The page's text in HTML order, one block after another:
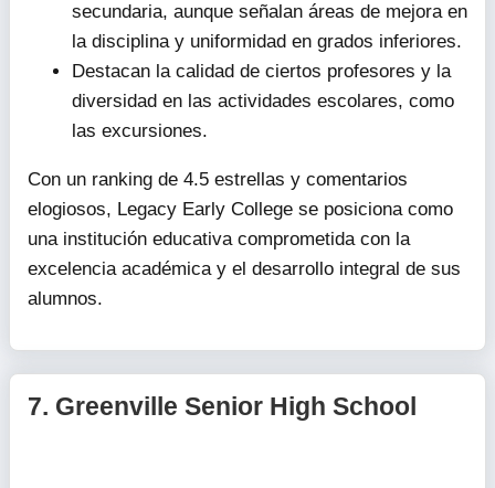
secundaria, aunque señalan áreas de mejora en
la disciplina y uniformidad en grados inferiores.
Destacan la calidad de ciertos profesores y la
diversidad en las actividades escolares, como
las excursiones.
Con un ranking de 4.5 estrellas y comentarios
elogiosos, Legacy Early College se posiciona como
una institución educativa comprometida con la
excelencia académica y el desarrollo integral de sus
alumnos.
7. Greenville Senior High School